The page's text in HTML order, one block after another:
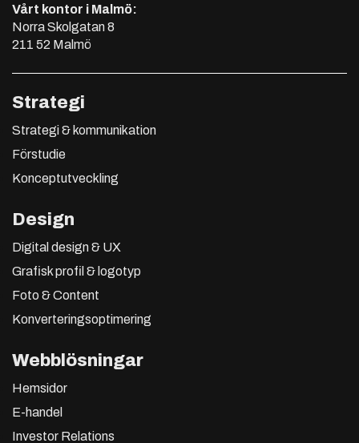
Vårt kontor i Malmö:
Norra Skolgatan 8
211 52 Malmö
Strategi
Strategi & kommunikation
Förstudie
Konceptutveckling
Design
Digital design & UX
Grafisk profil & logotyp
Foto & Content
Konverteringsoptimering
Webblösningar
Hemsidor
E-handel
Investor Relations